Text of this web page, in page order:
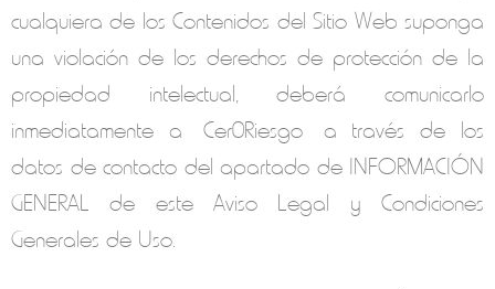
cualquiera de los Contenidos del Sitio Web suponga
una violación de los derechos de protección de la
propiedad intelectual, deberá comunicarlo
inmediatamente a Cer0Riesgoa través de los
datos de contacto del apartado de INFORMACIÓN
GENERAL de este Aviso Legal y Condiciones
Generales de Uso.